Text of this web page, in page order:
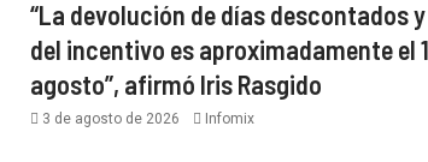
“La devolución de días descontados
del incentivo es aproximadamente el
agosto”, afirmó Iris Rasgido
3 de agosto de 2026 Infomix